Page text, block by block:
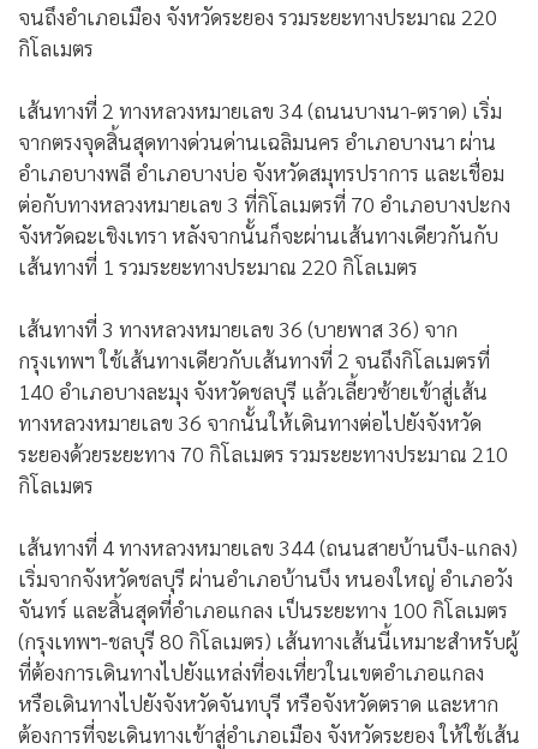
จนถึงอำเภอเมือง จังหวัดระยอง รวมระยะทางประมาณ 220
กิโลเมตร
เส้นทางที่ 2 ทางหลวงหมายเลข 34 (ถนนบางนา-ตราด) เริ่ม
จากตรงจุดสิ้นสุดทางด่วนด่านเฉลิมนคร อำเภอบางนา ผ่าน
อำเภอบางพลี อำเภอบางบ่อ จังหวัดสมุทรปราการ และเชื่อม
ต่อกับทางหลวงหมายเลข 3 ที่กิโลเมตรที่ 70 อำเภอบางปะกง
จังหวัดฉะเชิงเทรา หลังจากนั้นก็จะผ่านเส้นทางเดียวกันกับ
เส้นทางที่ 1 รวมระยะทางประมาณ 220 กิโลเมตร
เส้นทางที่ 3 ทางหลวงหมายเลข 36 (บายพาส 36) จาก
กรุงเทพฯ ใช้เส้นทางเดียวกับเส้นทางที่ 2 จนถึงกิโลเมตรที่
140 อำเภอบางละมุง จังหวัดชลบุรี แล้วเลี้ยวซ้ายเข้าสู่เส้น
ทางหลวงหมายเลข 36 จากนั้นให้เดินทางต่อไปยังจังหวัด
ระยองด้วยระยะทาง 70 กิโลเมตร รวมระยะทางประมาณ 210
กิโลเมตร
เส้นทางที่ 4 ทางหลวงหมายเลข 344 (ถนนสายบ้านบึง-แกลง)
เริ่มจากจังหวัดชลบุรี ผ่านอำเภอบ้านบึง หนองใหญ่ อำเภอวัง
จันทร์ และสิ้นสุดที่อำเภอแกลง เป็นระยะทาง 100 กิโลเมตร
(กรุงเทพฯ-ชลบุรี 80 กิโลเมตร) เส้นทางเส้นนี้เหมาะสำหรับผู้
ที่ต้องการเดินทางไปยังแหล่งที่องเที่ยวในเขตอำเภอแกลง
หรือเดินทางไปยังจังหวัดจันทบุรี หรือจังหวัดตราด และหาก
ต้องการที่จะเดินทางเข้าสู่อำเภอเมือง จังหวัดระยอง ให้ใช้เส้น